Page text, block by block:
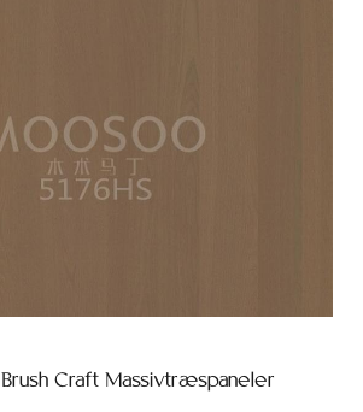
Craft Massivtræspaneler